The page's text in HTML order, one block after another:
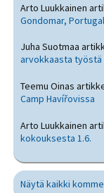
Arto Luukkainen
Gondomar,
Juha Suotmaa
arvokkaasta työstä
Teemu Oinas
Camp Havířovissa
Arto Luukkainen
kokouksesta 1.6.
Näytä kaikki